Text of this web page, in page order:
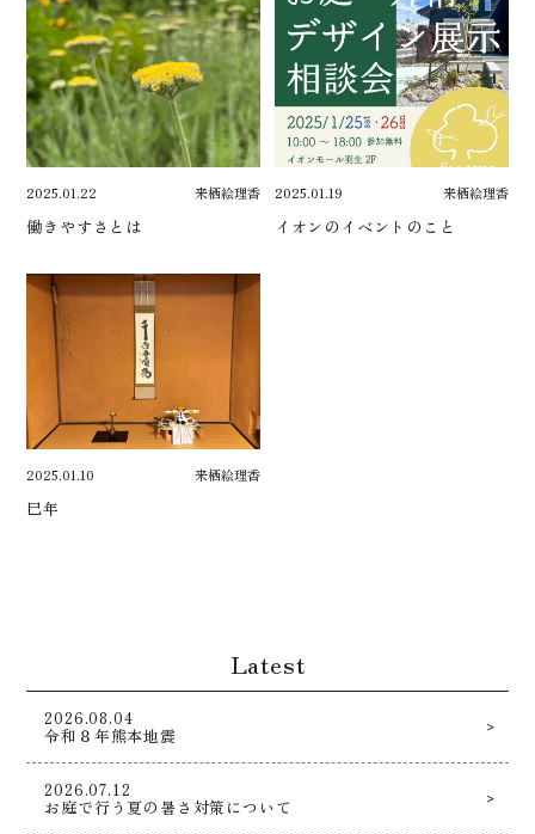
2025.01.22 来栖絵理香
働きやすさとは
2025.01.19 来栖絵理香
イオンのイベントのこと
2025.01.10 来栖絵理香
巳年
Latest
2026.08.04
令和８年熊本地震
2026.07.12
お庭で行う夏の暑さ対策について